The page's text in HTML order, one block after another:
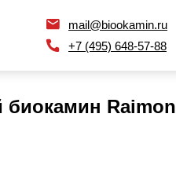
+7 (495) 648-57-88
mail@biookamin.ru
+7 (495) 648-57-88
mail@biookamin.ru